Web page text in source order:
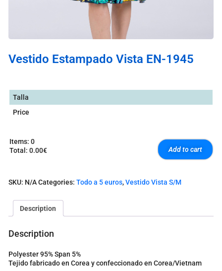
Vestido Estampado Vista EN-1945
Talla
Price
Items: 0
Total : 0.00€
e
o
t
o
Add to cart
SKU: N/ACategories: Todo a 5 euros,Vestido Vista S/M
Description
Description
Polyester 95% Span 5%
Tejido fabricado en Corea y confeccionado en Corea/Vietnam